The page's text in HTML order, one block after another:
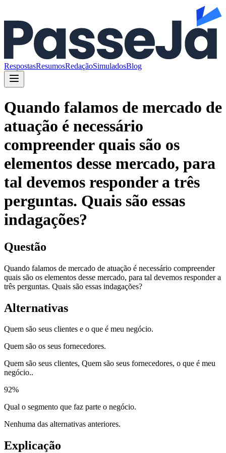
RespostasResumosRedaçãoSimuladosBlog
Quando falamos de mercado de
atuação é necessário
compreender quais são os
elementos desse mercado, para
tal devemos responder a três
perguntas. Quais são essas
indagações?
Questão
Quando falamos de mercado de atuação é necessário compreender
quais são os elementos desse mercado, para tal devemos responder a
três perguntas. Quais são essas indagações?
Alternativas
Quem são seus clientes e o que é meu negócio.
Quem são os seus fornecedores.
Quem são seus clientes, Quem são seus fornecedores, o que é meu
negócio..
92%
Qual o segmento que faz parte o negócio.
Nenhuma das alternativas anteriores.
Explicação